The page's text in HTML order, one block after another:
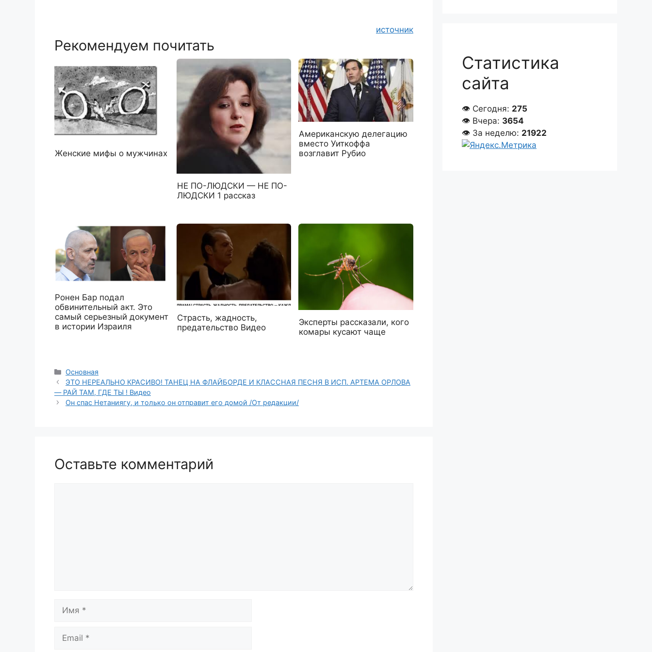
источник
Рекомендуем почитать
Женские мифы о мужчинах
НЕ ПО-ЛЮДСКИ — НЕ ПО-
ЛЮДСКИ 1 рассказ
Американскую делегацию
вместо Уиткоффа
возглавит Рубио
Ронен Бар подал
обвинительный акт. Это
самый серьезный документ
в истории Израиля
Страсть, жадность,
предательство Видео
Эксперты рассказали, кого
комары кусают чаще
Рубрики
Основная
ЭТО НЕРЕАЛЬНО КРАСИВО! ТАНЕЦ НА ФЛАЙБОРДЕ И КЛАССНАЯ ПЕСНЯ В ИСП. АРТЕМА ОРЛОВА
— РАЙ ТАМ, ГДЕ ТЫ ! Видео
Он спас Нетаниягу, и только он отправит его домой /От редакции/
Оставьте комментарий
Имя
Email
Статистика
сайта
👁 Сегодня: 275
👁 Вчера: 3654
👁 За неделю: 21922